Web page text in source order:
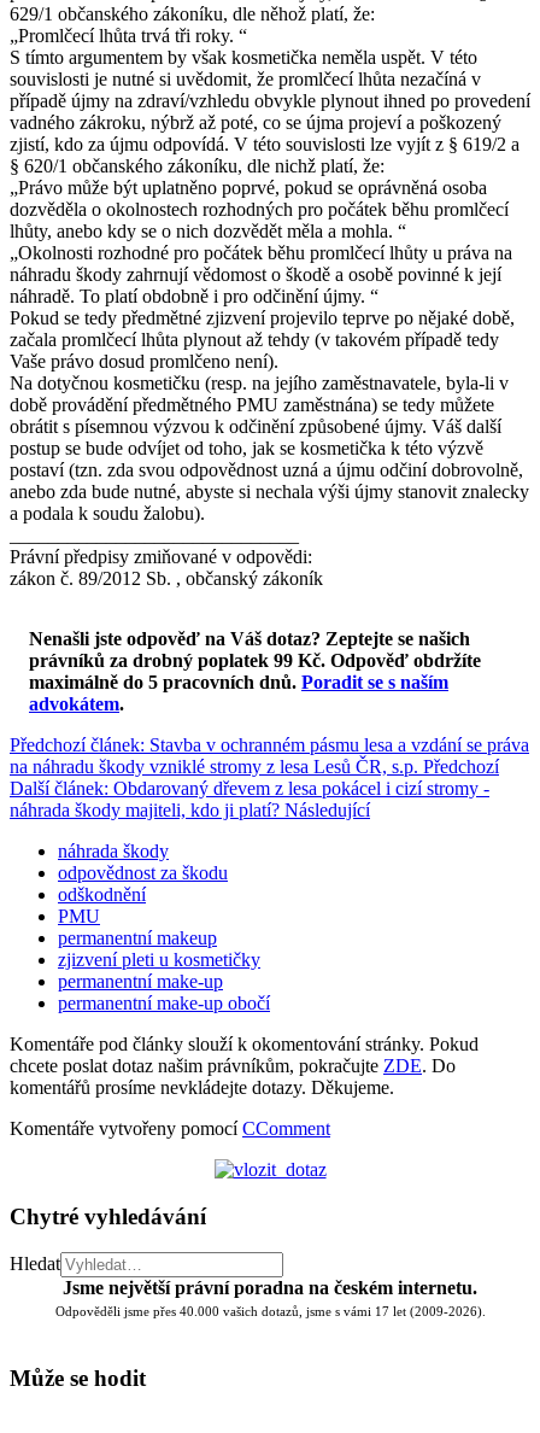
629/1 občanského zákoníku, dle něhož platí, že:
„Promlčecí lhůta trvá tři roky. “
S tímto argumentem by však kosmetička neměla uspět. V této
souvislosti je nutné si uvědomit, že promlčecí lhůta nezačíná v
případě újmy na zdraví/vzhledu obvykle plynout ihned po provedení
vadného zákroku, nýbrž až poté, co se újma projeví a poškozený
zjistí, kdo za újmu odpovídá. V této souvislosti lze vyjít z § 619/2 a
§ 620/1 občanského zákoníku, dle nichž platí, že:
„Právo může být uplatněno poprvé, pokud se oprávněná osoba
dozvěděla o okolnostech rozhodných pro počátek běhu promlčecí
lhůty, anebo kdy se o nich dozvědět měla a mohla. “
„Okolnosti rozhodné pro počátek běhu promlčecí lhůty u práva na
náhradu škody zahrnují vědomost o škodě a osobě povinné k její
náhradě. To platí obdobně i pro odčinění újmy. “
Pokud se tedy předmětné zjizvení projevilo teprve po nějaké době,
začala promlčecí lhůta plynout až tehdy (v takovém případě tedy
Vaše právo dosud promlčeno není).
Na dotyčnou kosmetičku (resp. na jejího zaměstnavatele, byla-li v
době provádění předmětného PMU zaměstnána) se tedy můžete
obrátit s písemnou výzvou k odčinění způsobené újmy. Váš další
postup se bude odvíjet od toho, jak se kosmetička k této výzvě
postaví (tzn. zda svou odpovědnost uzná a újmu odčiní dobrovolně,
anebo zda bude nutné, abyste si nechala výši újmy stanovit znalecky
a podala k soudu žalobu).
Právní předpisy zmiňované v odpovědi:
zákon č. 89/2012 Sb. , občanský zákoník
Nenašli jste odpověď na Váš dotaz? Zeptejte se našich
právníků za drobný poplatek 99 Kč. Odpověď obdržíte
maximálně do 5 pracovních dnů. Poradit se s naším
advokátem.
Předchozí článek: Stavba v ochranném pásmu lesa a vzdání se práva
na náhradu škody vzniklé stromy z lesa Lesů ČR, s.p. Předchozí
Další článek: Obdarovaný dřevem z lesa pokácel i cizí stromy -
náhrada škody majiteli, kdo ji platí? Následující
náhrada škody
odpovědnost za škodu
odškodnění
PMU
permanentní makeup
zjizvení pleti u kosmetičky
permanentní make-up
permanentní make-up obočí
Komentáře pod články slouží k okomentování stránky. Pokud
chcete poslat dotaz našim právníkům, pokračujte ZDE. Do
komentářů prosíme nevkládejte dotazy. Děkujeme.
Komentáře vytvořeny pomocíCComment
Chytré vyhledávání
Hledat
Jsme největší právní poradna na českém internetu.
Odpověděli jsme přes 40.000 vašich dotazů, jsme s vámi 17 let (2009-2026).
Může se hodit